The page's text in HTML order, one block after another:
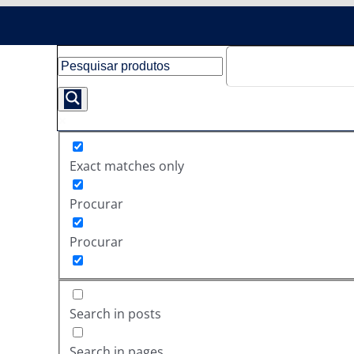
Exact matches only
Procurar
Procurar
Search in posts